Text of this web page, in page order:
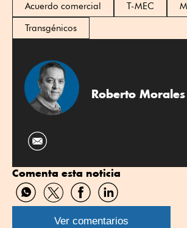
Acuerdo comercial T-MEC
Transgénicos
Roberto Morales
Comenta esta noticia
Compartir
por
WhatsApp
Compartir
por
Twitter
Compartir
por
Facebook
Compartir
por
Linkedin
Ver comentarios